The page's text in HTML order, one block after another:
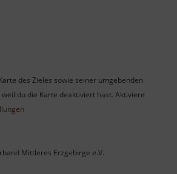
des Zieles sowie seiner umgebenden
du die Karte deaktiviert hast. Aktiviere
Mittleres Erzgebirge e.V.